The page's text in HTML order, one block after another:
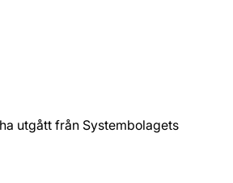
utgått från Systembolagets